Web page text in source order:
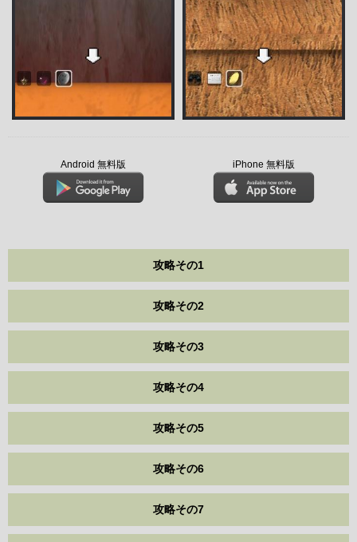
Android 無料版 iPhone 無料版
攻略その1
攻略その2
攻略その3
攻略その4
攻略その5
攻略その6
攻略その7